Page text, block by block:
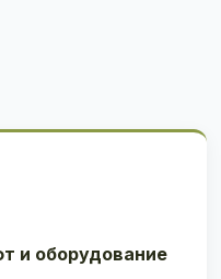
и оборудование